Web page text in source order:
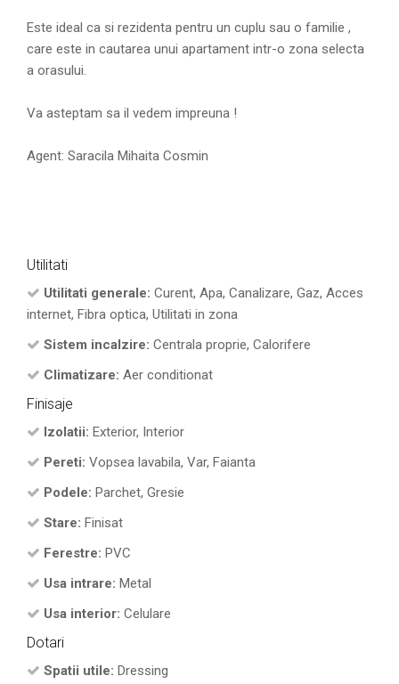
Este ideal ca si rezidenta pentru un cuplu sau o familie ,
care este in cautarea unui apartament intr-o zona selecta
a orasului.
Va asteptam sa il vedem impreuna !
Agent: Saracila Mihaita Cosmin
Utilitati
Utilitati generale: Curent, Apa, Canalizare, Gaz, Acces
internet, Fibra optica, Utilitati in zona
Sistem incalzire: Centrala proprie, Calorifere
Climatizare: Aer conditionat
Finisaje
Izolatii: Exterior, Interior
Pereti: Vopsea lavabila, Var, Faianta
Podele: Parchet, Gresie
Stare: Finisat
Ferestre: PVC
Usa intrare: Metal
Usa interior: Celulare
Dotari
Spatii utile: Dressing